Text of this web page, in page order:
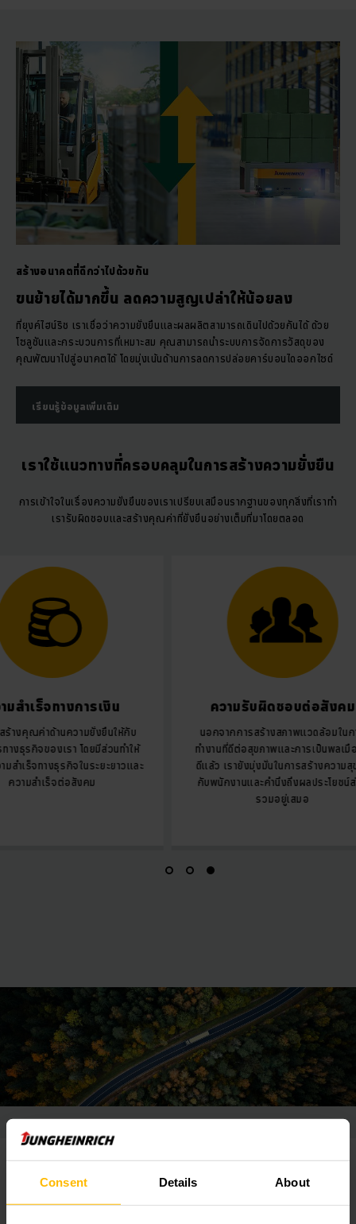
Consent Details About
สร้างอนาคตที่ดีกว่าไปด้วยกัน
ขนย้ายได้มากขึ้น ลดความสูญเปล่าให้น้อยลง
ที่ยุงค์ไฮน์ริช เราเชื่อว่าความยั่งยืนและผลผลิตสามารถเดินไปด้วยกันได้ ด้วย
โซลูชันและกระบวนการที่เหมาะสม คุณสามารถนำระบบการจัดการวัสดุของ
คุณพัฒนาไปสู่อนาคตได้ โดยมุ่งเน้นด้านการลดการปล่อยคาร์บอนไดออกไซด์
เรียนรู้ข้อมูลเพิ่มเติม
เราใช้แนวทางที่ครอบคลุมในการสร้างความยั่งยืน
การเข้าใจในเรื่องความยั่งยืนของเราเปรียบเสมือนรากฐานของทุกสิ่งที่เราทำ
เรารับผิดชอบและสร้างคุณค่าที่ยั่งยืนอย่างเต็มที่มาโดยตลอด
ทางการเงิน
ด้านความยั่งยืนให้กับ
งเรา โดยมีส่วนทำให้
งธุรกิจในระยะยาวและ
ร็จต่อสังคม
ความรับผิดชอบต่อสังคม
นอกจากการสร้างสภาพแวดล้อมในการ
ทำงานที่ดีต่อสุขภาพและการเป็นพลเมืองที่
ดีแล้ว เรายังมุ่งมั่นในการสร้างความสุขให้
กับพนักงานและคำนึงถึงผลประโยชน์ส่วน
รวมอยู่เสมอ